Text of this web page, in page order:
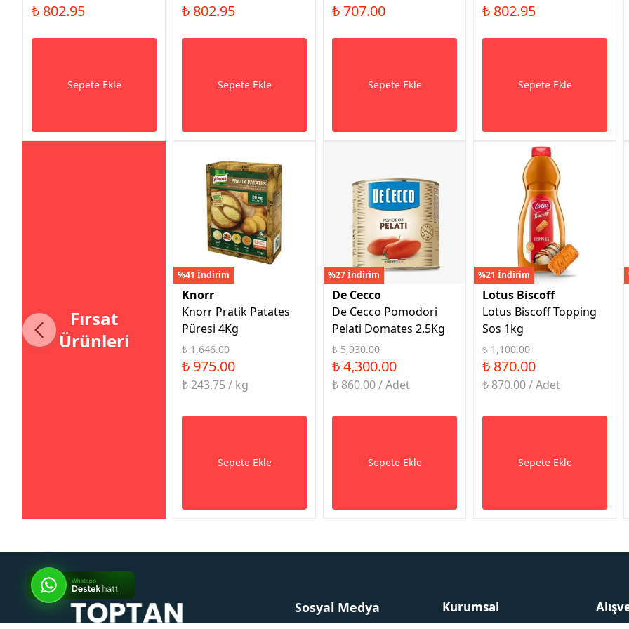
₺ 802.95
Sepete Ekle
₺ 802.95
Sepete Ekle
₺ 707.00
Sepete Ekle
₺ 802.95
Sepete Ekle
Fırsat
Ürünleri
%41 İndirim
Knorr
Knorr Pratik Patates
Püresi 4Kg
₺ 1,646.00
₺ 975.00
₺ 243.75 / kg
Sepete Ekle
%27 İndirim
De Cecco
De Cecco Pomodori
Pelati Domates 2.5Kg
₺ 5,930.00
₺ 4,300.00
₺ 860.00 / Adet
Sepete Ekle
%21 İndirim
Lotus Biscoff
Lotus Biscoff Topping
Sos 1kg
₺ 1,100.00
₺ 870.00
₺ 870.00 / Adet
Sepete Ekle
Sosyal Medya Kurumsal